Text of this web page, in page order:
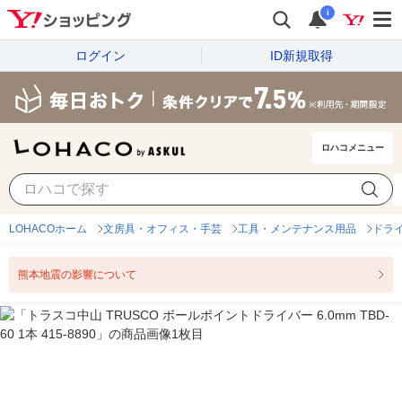
i
ログイン ID新規取得
ロハコメニュー
LOHACOホーム 文房具・オフィス・手芸 工具・メンテナンス用品 ドラ
熊本地震の影響について